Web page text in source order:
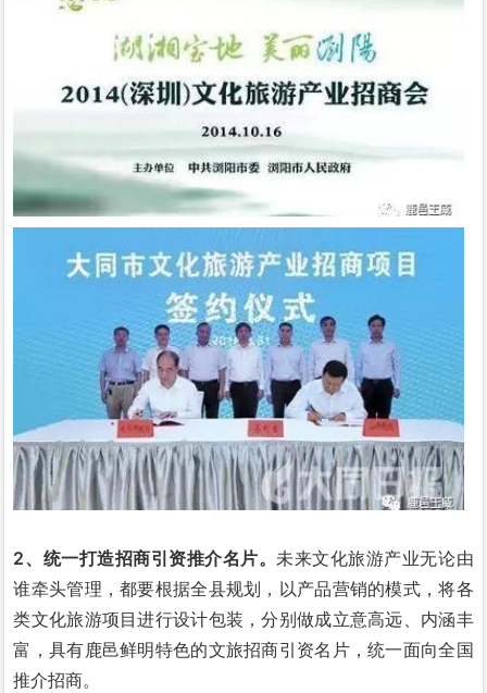
2、统一打造招商引资推介名片。未来文化旅游产业无论由
谁牵头管理，都要根据全县规划，以产品营销的模式，将各
类文化旅游项目进行设计包装，分别做成立意高远、内涵丰
富，具有鹿邑鲜明特色的文旅招商引资名片，统一面向全国
推介招商。